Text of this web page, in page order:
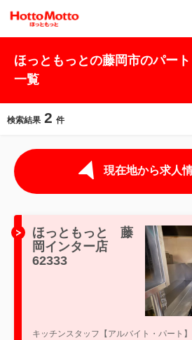
ほっともっとの藤岡市のパー
一覧
検索結果 2 件
現在地から求人
ほっともっと 藤
岡インター店
62333
キッチンスタッフ【アルバイト・パート】